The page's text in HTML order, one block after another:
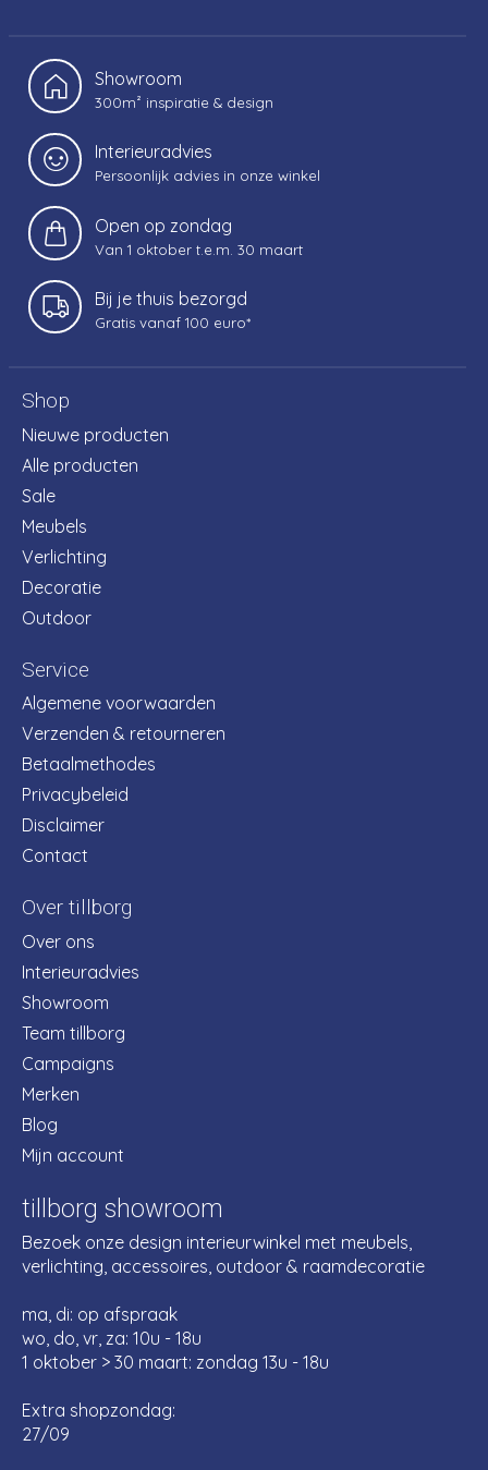
Showroom
300m² inspiratie & design
Interieuradvies
Persoonlijk advies in onze winkel
Open op zondag
Van 1 oktober t.e.m. 30 maart
Bij je thuis bezorgd
Gratis vanaf 100 euro*
Shop
Nieuwe producten
Alle producten
Sale
Meubels
Verlichting
Decoratie
Outdoor
Service
Algemene voorwaarden
Verzenden & retourneren
Betaalmethodes
Privacybeleid
Disclaimer
Contact
Over tillborg
Over ons
Interieuradvies
Showroom
Team tillborg
Campaigns
Merken
Blog
Mijn account
tillborg showroom
Bezoek onze design interieurwinkel met meubels,
verlichting, accessoires, outdoor & raamdecoratie
ma, di: op afspraak
wo, do, vr, za: 10u - 18u
1 oktober > 30 maart: zondag 13u - 18u
Extra shopzondag:
27/09